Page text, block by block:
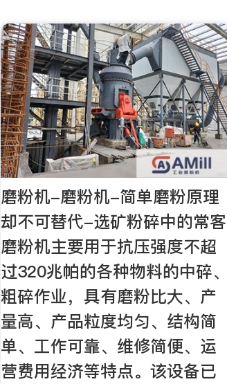
磨粉机-磨粉机-简单磨粉原理
却不可替代-选矿粉碎中的常客
磨粉机主要用于抗压强度不超
过320兆帕的各种物料的中碎、
粗碎作业，具有磨粉比大、产
量高、产品粒度均匀、结构简
单、工作可靠、维修简便、运
营费用经济等特点。该设备已